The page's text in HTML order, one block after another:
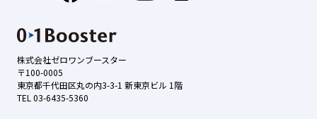
株式会社ゼロワンブースター
〒100-0005
東京都千代田区丸の内3-3-1 新東京ビル 1階
TEL 03-6435-5360